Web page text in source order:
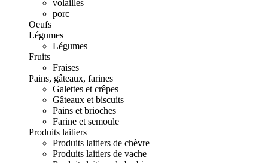
volailles
porc
Oeufs
Légumes
Légumes
Fruits
Fraises
Pains, gâteaux, farines
Galettes et crêpes
Gâteaux et biscuits
Pains et brioches
Farine et semoule
Produits laitiers
Produits laitiers de chèvre
Produits laitiers de vache